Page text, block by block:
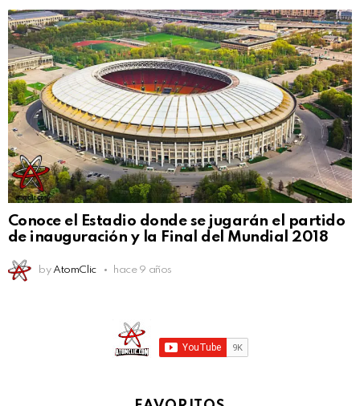
Conoce el Estadio donde se jugarán el partido
de inauguración y la Final del Mundial 2018
by AtomClic hace 9 años